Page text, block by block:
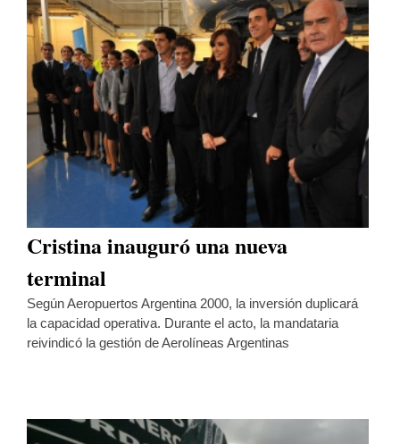
Cristina inauguró una nueva
terminal
Según Aeropuertos Argentina 2000, la inversión duplicará
la capacidad operativa. Durante el acto, la mandataria
reivindicó la gestión de Aerolíneas Argentinas